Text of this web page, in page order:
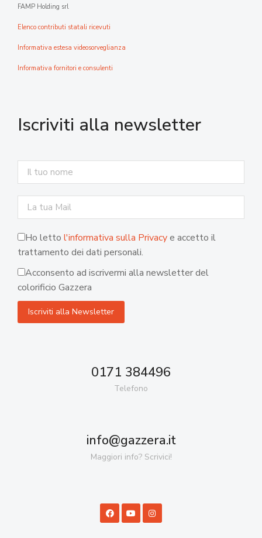
FAMP Holding srl
Elenco contributi statali ricevuti
Informativa estesa videosorveglianza
Informativa fornitori e consulenti
Iscriviti alla newsletter
Ho letto l'informativa sulla Privacye accetto il
trattamento dei dati personali.
Acconsento ad iscrivermi alla newsletter del
colorificio Gazzera
0171 384496
Telefono
info@gazzera.it
Maggiori info? Scrivici!